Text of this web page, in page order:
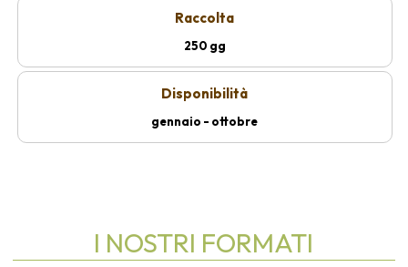
Raccolta
250 gg
Disponibilità
gennaio - ottobre
I NOSTRI FORMATI